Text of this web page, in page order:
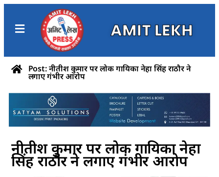
AMIT LEKH
Post: नीतीश कुमार पर लोक गायिका नेहा सिंह राठौर ने
लगाए गंभीर आरोप
नीतीश कुमार पर लोक गायिका नेहा
सिंह राठौर ने लगाए गंभीर आरोप